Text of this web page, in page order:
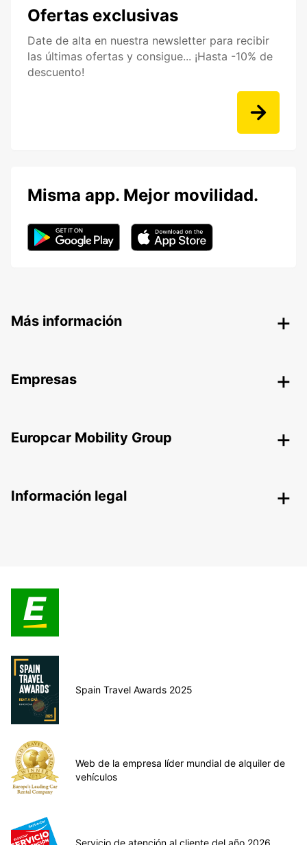
Ofertas exclusivas
Date de alta en nuestra newsletter para recibir
las últimas ofertas y consigue... ¡Hasta -10% de
descuento!
Misma app. Mejor movilidad.
Más información
Empresas
Europcar Mobility Group
Información legal
Spain Travel Awards 2025
Web de la empresa líder mundial de alquiler de
vehículos
Servicio de atención al cliente del año 2026